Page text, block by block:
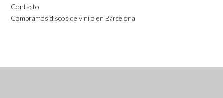
Contacto
Compramos discos de vinilo en Barcelona